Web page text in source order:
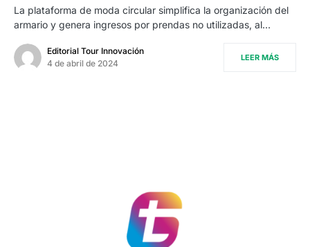
La plataforma de moda circular simplifica la organización del
armario y genera ingresos por prendas no utilizadas, al…
Editorial Tour Innovación
4 de abril de 2024
LEER MÁS